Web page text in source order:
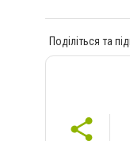
Поділіться та